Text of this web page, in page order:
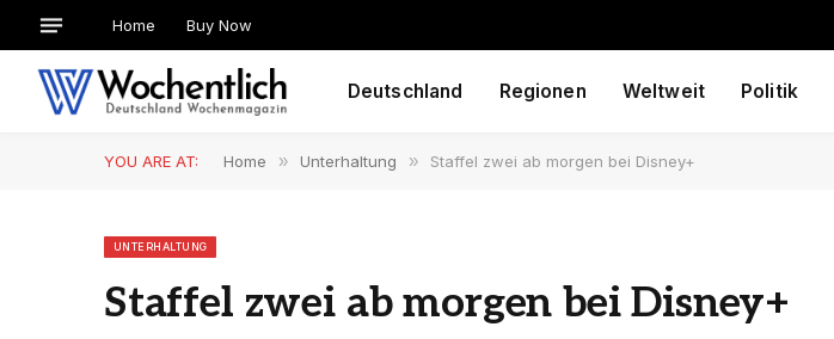
Home Buy Now
Deutschland Regionen Weltweit Politik
YOU ARE AT: Home » Unterhaltung » Staffel zwei ab morgen bei Disney+
UNTERHALTUNG
Staffel zwei ab morgen bei Disney+